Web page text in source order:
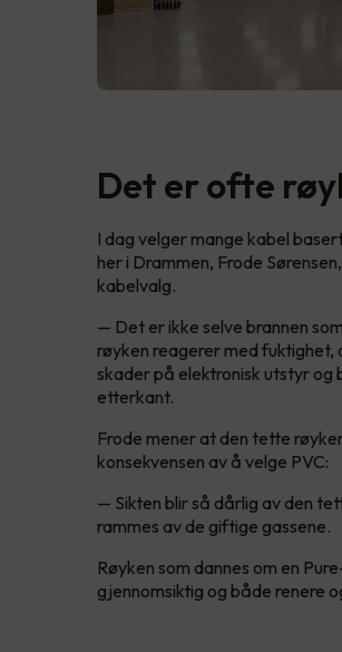
Det er ofte
I dag velger mange kabel
her i Drammen, Frode
kabelvalg.
— Det er ikke selve brannen
røyken reagerer med fuktighet,
skader på elektronisk utstyr og
etterkant.
Frode mener at den tette
konsekvensen av å velge PVC:
— Sikten blir så dårlig av den
rammes av de giftige gassene.
Røyken som dannes om en
gjennomsiktig og både renere